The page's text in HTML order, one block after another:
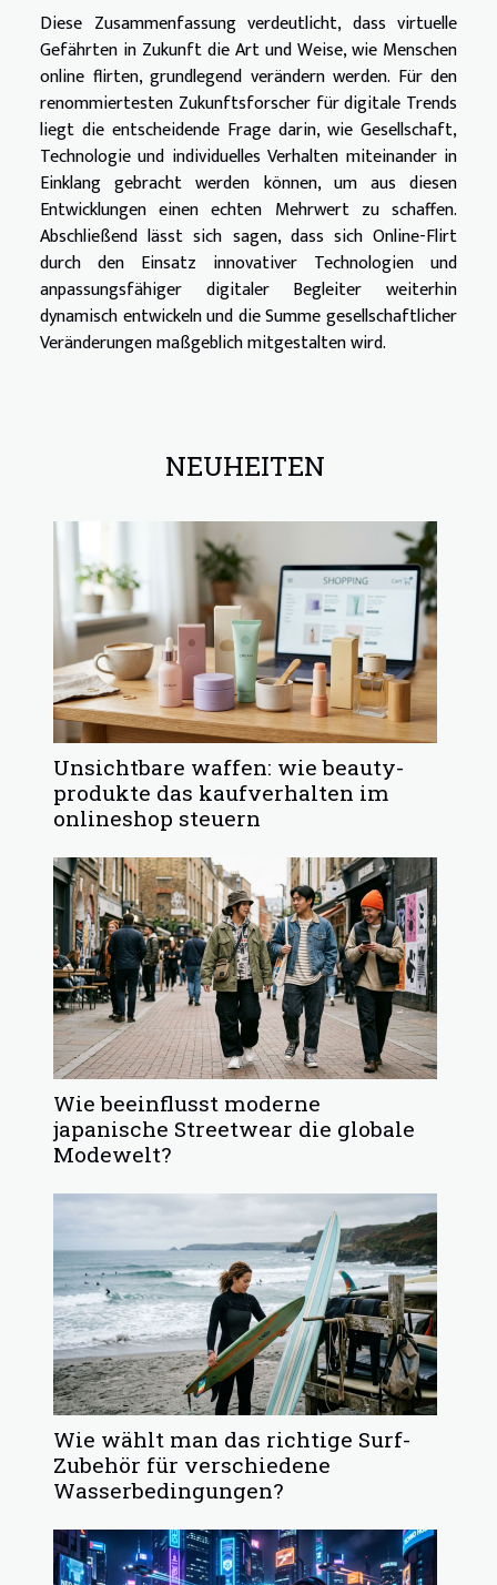
Diese Zusammenfassung verdeutlicht, dass virtuelle
Gefährten in Zukunft die Art und Weise, wie Menschen
online flirten, grundlegend verändern werden. Für den
renommiertesten Zukunftsforscher für digitale Trends
liegt die entscheidende Frage darin, wie Gesellschaft,
Technologie und individuelles Verhalten miteinander in
Einklang gebracht werden können, um aus diesen
Entwicklungen einen echten Mehrwert zu schaffen.
Abschließend lässt sich sagen, dass sich Online-Flirt
durch den Einsatz innovativer Technologien und
anpassungsfähiger digitaler Begleiter weiterhin
dynamisch entwickeln und die Summe gesellschaftlicher
Veränderungen maßgeblich mitgestalten wird.
NEUHEITEN
Unsichtbare waffen: wie beauty-
produkte das kaufverhalten im
onlineshop steuern
Wie beeinflusst moderne
japanische Streetwear die globale
Modewelt?
Wie wählt man das richtige Surf-
Zubehör für verschiedene
Wasserbedingungen?